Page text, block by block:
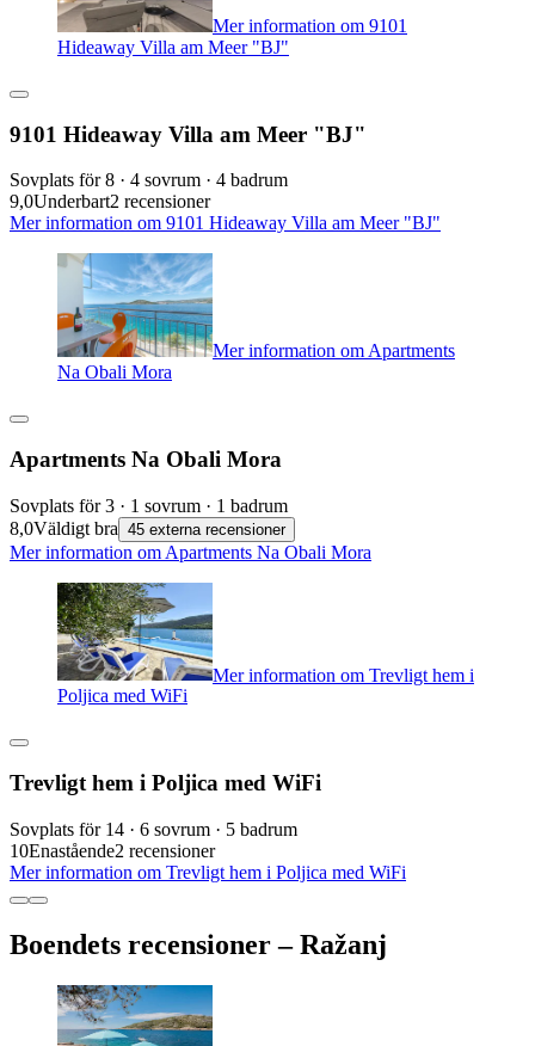
Mer information om 9101
Hideaway Villa am Meer "BJ"
9101 Hideaway Villa am Meer "BJ"
Sovplats för 8 · 4 sovrum · 4 badrum
9,0Underbart2 recensioner
Mer information om 9101 Hideaway Villa am Meer "BJ"
Mer information om Apartments
Na Obali Mora
Apartments Na Obali Mora
Sovplats för 3 · 1 sovrum · 1 badrum
8,0Väldigt bra 45 externa recensioner
Mer information om Apartments Na Obali Mora
Mer information om Trevligt hem i
Poljica med WiFi
Trevligt hem i Poljica med WiFi
Sovplats för 14 · 6 sovrum · 5 badrum
10Enastående2 recensioner
Mer information om Trevligt hem i Poljica med WiFi
Boendets recensioner – Ražanj